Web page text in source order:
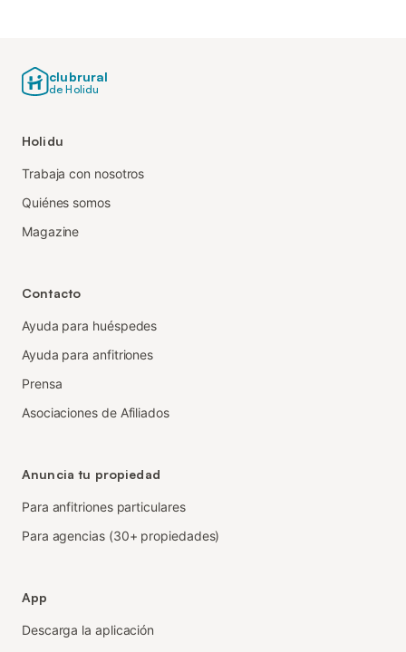
clubrural
de Holidu
Holidu
Trabaja con nosotros
Quiénes somos
Magazine
Contacto
Ayuda para huéspedes
Ayuda para anfitriones
Prensa
Asociaciones de Afiliados
Anuncia tu propiedad
Para anfitriones particulares
Para agencias (30+ propiedades)
App
Descarga la aplicación